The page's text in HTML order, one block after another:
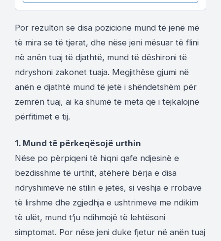
Por rezulton se disa pozicione mund të jenë më
të mira se të tjerat, dhe nëse jeni mësuar të flini
në anën tuaj të djathtë, mund të dëshironi të
ndryshoni zakonet tuaja. Megjithëse gjumi në
anën e djathtë mund të jetë i shëndetshëm për
zemrën tuaj, ai ka shumë të meta që i tejkalojnë
përfitimet e tij.
1. Mund të përkeqësojë urthin
Nëse po përpiqeni të hiqni qafe ndjesinë e
bezdisshme të urthit, atëherë bërja e disa
ndryshimeve në stilin e jetës, si veshja e rrobave
të lirshme dhe zgjedhja e ushtrimeve me ndikim
të ulët, mund t’ju ndihmojë të lehtësoni
simptomat. Por nëse jeni duke fjetur në anën tuaj